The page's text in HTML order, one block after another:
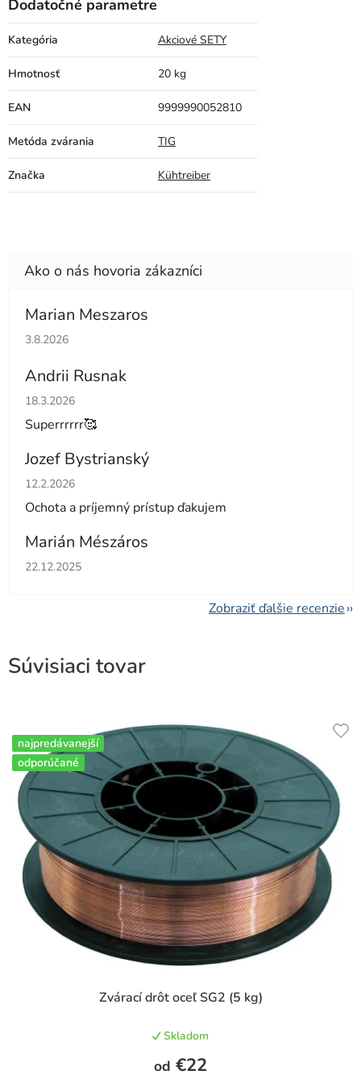
Dodatočné parametre
Kategória Akciové SETY
Hmotnosť 20 kg
EAN 9999990052810
Metóda zvárania TIG
Značka Kühtreiber
Marian Meszaros
Hodnotenie obchodu je 5 z 5 hviezdičiek.
3.8.2026
Andrii Rusnak
Hodnotenie obchodu je 5 z 5 hviezdičiek.
18.3.2026
Superrrrrr🥰
Jozef Bystrianský
Hodnotenie obchodu je 5 z 5 hviezdičiek.
12.2.2026
Ochota a príjemný prístup ďakujem
Marián Mészáros
Hodnotenie obchodu je 5 z 5 hviezdičiek.
22.12.2025
Zobraziť ďalšie recenzie
Súvisiaci tovar
najpredávanejší
odporúčané
Zvárací drôt oceľ SG2 (5 kg)
hodnotenie
je
4,9
z
Skladom
od €22